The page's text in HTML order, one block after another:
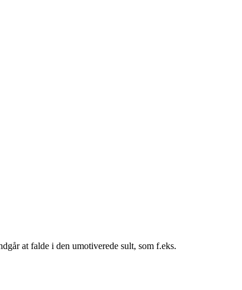
at falde i den umotiverede sult, som f.eks.